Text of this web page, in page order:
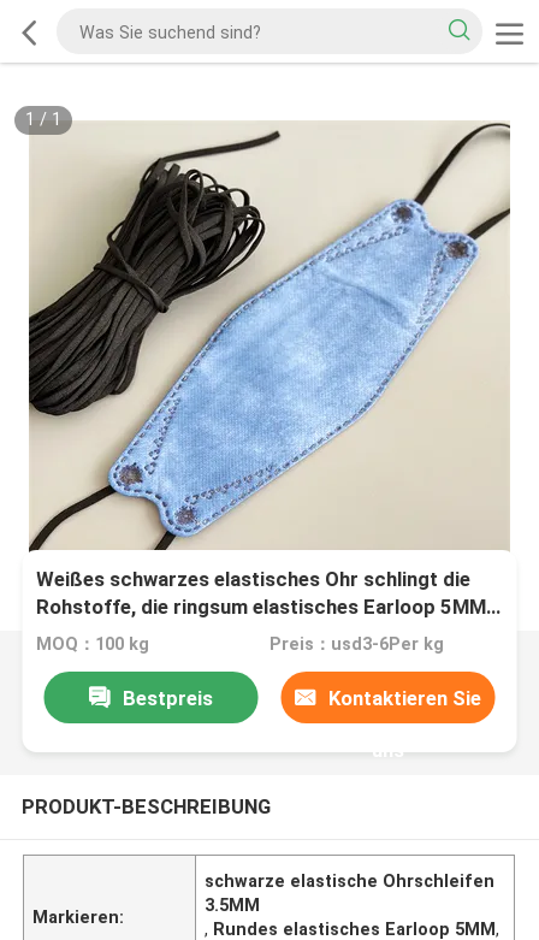
1 / 1
Weißes schwarzes elastisches Ohr schlingt die
Rohstoffe, die ringsum elastisches Earloop 5MM
3.5MM flach sind
MOQ：100 kg Preis：usd3-6Per kg
Bestpreis Kontaktieren Sie
uns
PRODUKT-BESCHREIBUNG
Markieren:
schwarze elastische Ohrschleifen
3.5MM
, Rundes elastisches Earloop 5MM,